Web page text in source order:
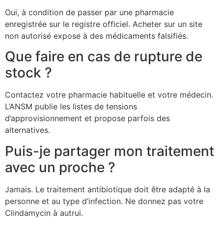
Oui, à condition de passer par une pharmacie
enregistrée sur le registre officiel. Acheter sur un site
non autorisé expose à des médicaments falsifiés.
Que faire en cas de rupture de
stock ?
Contactez votre pharmacie habituelle et votre médecin.
L’ANSM publie les listes de tensions
d’approvisionnement et propose parfois des
alternatives.
Puis-je partager mon traitement
avec un proche ?
Jamais. Le traitement antibiotique doit être adapté à la
personne et au type d’infection. Ne donnez pas votre
Clindamycin à autrui.